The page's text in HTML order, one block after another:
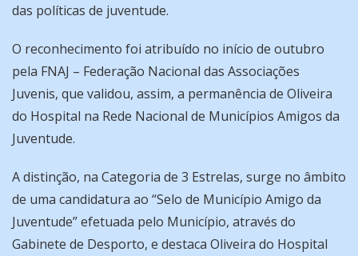
das políticas de juventude.
O reconhecimento foi atribuído no início de outubro
pela FNAJ – Federação Nacional das Associações
Juvenis, que validou, assim, a permanência de Oliveira
do Hospital na Rede Nacional de Municípios Amigos da
Juventude.
A distinção, na Categoria de 3 Estrelas, surge no âmbito
de uma candidatura ao “Selo de Município Amigo da
Juventude” efetuada pelo Município, através do
Gabinete de Desporto, e destaca Oliveira do Hospital